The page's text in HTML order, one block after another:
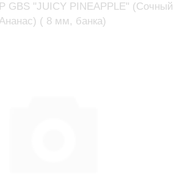
GBS "JUICY PINEAPPLE" (Сочный
( 8 мм, банка)